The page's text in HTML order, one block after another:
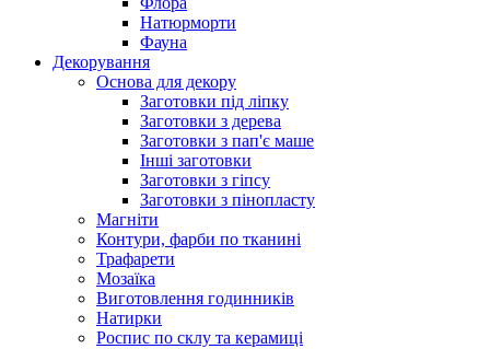
Натюрморти
Фауна
Декорування
Основа для декору
Заготовки під ліпку
Заготовки з дерева
Заготовки з пап'є маше
Інші заготовки
Заготовки з гіпсу
Заготовки з пінопласту
Магніти
Контури, фарби по тканині
Трафарети
Мозаїка
Виготовлення годинників
Натирки
Роспис по склу та керамиці